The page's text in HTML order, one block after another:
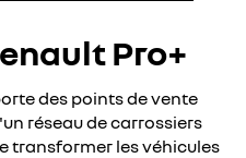
Pro+
des points de vente
réseau de carrossiers
transformer les véhicules